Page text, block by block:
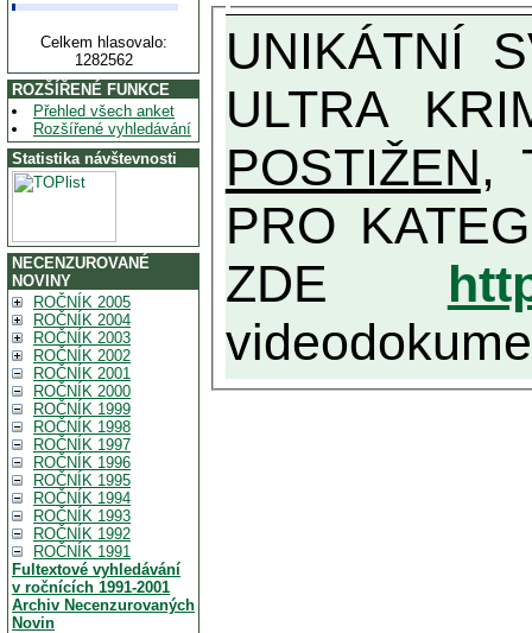
Celkem hlasovalo:
1282562
ROZŠÍŘENÉ FUNKCE
Přehled všech anket
Rozšířené vyhledávání
Statistika návštevnosti
NECENZUROVANÉ
NOVINY
ROČNÍK 2005
ROČNÍK 2004
ROČNÍK 2003
ROČNÍK 2002
ROČNÍK 2001
ROČNÍK 2000
ROČNÍK 1999
ROČNÍK 1998
ROČNÍK 1997
ROČNÍK 1996
ROČNÍK 1995
ROČNÍK 1994
ROČNÍK 1993
ROČNÍK 1992
ROČNÍK 1991
Fultextové vyhledávání
v ročnících 1991-2001
Archiv Necenzurovaných
Novin
UNIKÁTNÍ SVĚDECTVÍ ZE SOUČASNOSTI: PŘEDSEDA VLASTIZRÁDNÉ VLÁDY KGB MIMOŘÁDNĚ DETAILNĚ O
ULTRA
POSTIŽEN,
PRO KATEGORII TĚCH VŮBEC
ZDE